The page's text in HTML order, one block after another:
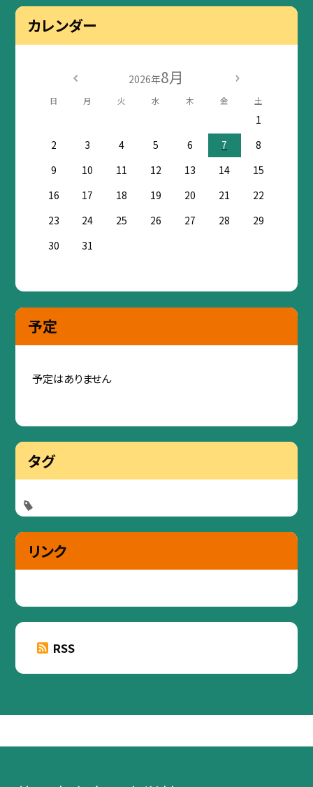
カレンダー
2026年8月
日 月 火 水 木 金 土
1
2
3 4 5 6 7
8
9
10 11 12 13 14
15
16
17 18 19 20 21
22
23
24 25 26 27 28
29
30
31
予定
予定はありません
タグ
リンク
RSS